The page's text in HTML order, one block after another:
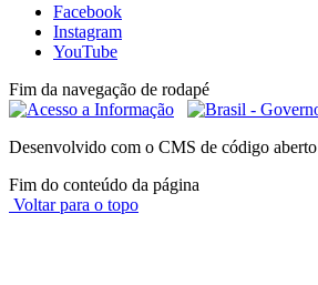
Facebook
Instagram
YouTube
Fim da navegação de rodapé
Desenvolvido com o CMS de código aberto
Fim do conteúdo da página
Voltar para o topo